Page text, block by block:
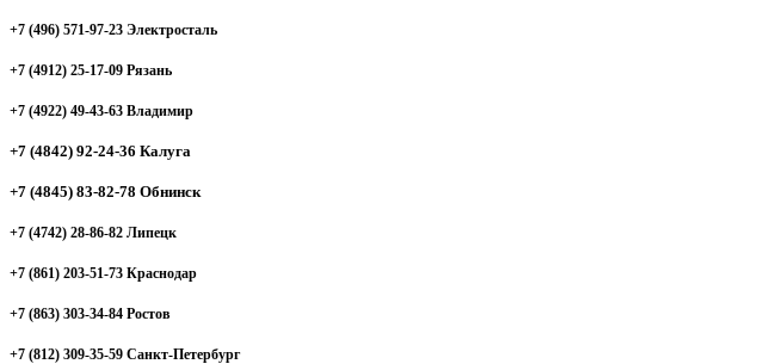
+7 (496) 571-97-23 Электросталь
+7 (4912) 25-17-09 Рязань
+7 (4922) 49-43-63 Владимир
+7 (4842) 92-24-36 Калуга
+7 (4845) 83-82-78 Обнинск
+7 (4742) 28-86-82 Липецк
+7 (861) 203-51-73 Краснодар
+7 (863) 303-34-84 Ростов
+7 (812) 309-35-59 Санкт-Петербург